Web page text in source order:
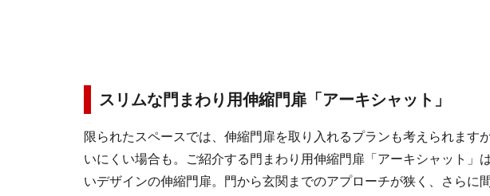
スリムな門まわり用伸縮門扉「アーキシャット」
限られたスペースでは、伸縮門扉を取り入れるプランも考えられます
いにくい場合も。ご紹介する門まわり用伸縮門扉「アーキシャット」
いデザインの伸縮門扉。門から玄関までのアプローチが狭く、さらに